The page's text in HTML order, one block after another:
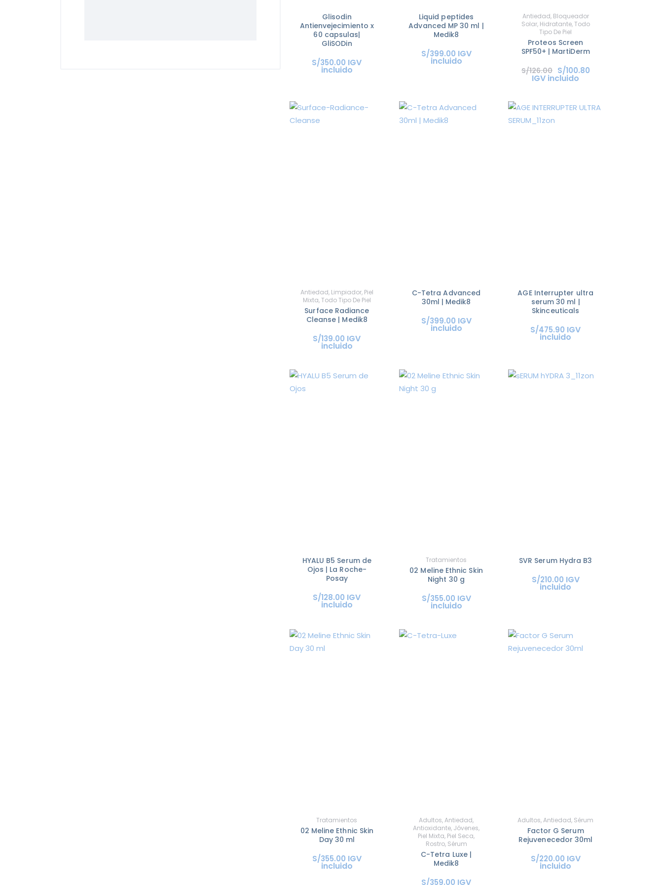
Glisodin
Antienvejecimiento x
60 capsulas|
GliSODin
S/350.00 IGV
incluido
Liquid peptides
Advanced MP 30 ml |
Medik8
S/399.00 IGV
incluido
Antiedad, Bloqueador
Solar, Hidratante,Todo
Tipo De Piel
Proteos Screen
SPF50+ | MartiDerm
S/126.00 S/100.80
IGV incluido
Antiedad, Limpiador, Piel
Mixta,Todo Tipo De Piel
Surface Radiance
Cleanse | Medik8
S/139.00 IGV
incluido
C-Tetra Advanced
30ml | Medik8
S/399.00 IGV
incluido
AGE Interrupter ultra
serum 30 ml |
Skinceuticals
S/475.90 IGV
incluido
HYALU B5 Serum de
Ojos | La Roche-
Posay
S/128.00 IGV
incluido
Tratamientos
02 Meline Ethnic Skin
Night 30 g
S/355.00 IGV
incluido
SVR Serum Hydra B3
S/210.00 IGV
incluido
Tratamientos
02 Meline Ethnic Skin
Day 30 ml
S/355.00 IGV
incluido
Adultos,Antiedad,
Antioxidante, Jóvenes,
Piel Mixta, Piel Seca,
Rostro, Sérum
C-Tetra Luxe |
Medik8
S/359.00 IGV
Adultos,Antiedad, Sérum
Factor G Serum
Rejuvenecedor 30ml
S/220.00 IGV
incluido